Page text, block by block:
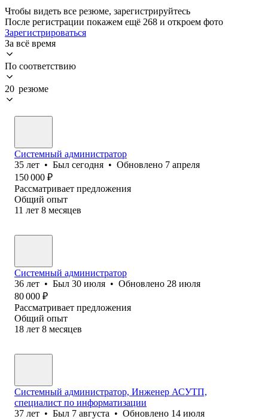
Чтобы видеть все резюме, зарегистрируйтесь
После регистрации покажем ещё 268 и откроем фото
Зарегистрироваться
За всё время
По соответствию
20 резюме
Системный администратор
35 лет • Был сегодня • Обновлено 7 апреля
150 000 ₽
Рассматривает предложения
Общий опыт
11 лет 8 месяцев
Системный администратор
36 лет • Был 30 июля • Обновлено 28 июля
80 000 ₽
Рассматривает предложения
Общий опыт
18 лет 8 месяцев
Системный администратор, Инженер АСУТП,
специалист по информатизации
37 лет • Был 7 августа • Обновлено 14 июля